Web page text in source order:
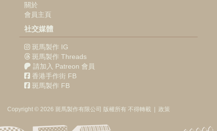
關於
會員主頁
社交媒體
斑馬製作 IG
斑馬製作 Threads
請加入 Patreon 會員
香港手作街 FB
斑馬製作 FB
Copyright © 2026 斑馬製作有限公司 版權所有 不得轉載 | 政策